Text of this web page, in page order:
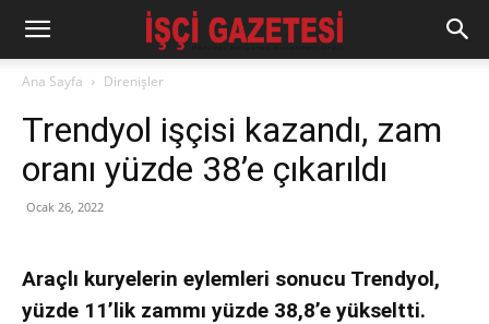
Ana Sayfa Direnişler
Trendyol işçisi kazandı, zam
oranı yüzde 38’e çıkarıldı
Ocak 26, 2022
Araçlı kuryelerin eylemleri sonucu Trendyol,
yüzde 11’lik zammı yüzde 38,8’e yükseltti.